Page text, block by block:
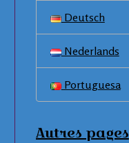
Deutsch
Nederlands
Portuguesa
Autres pages